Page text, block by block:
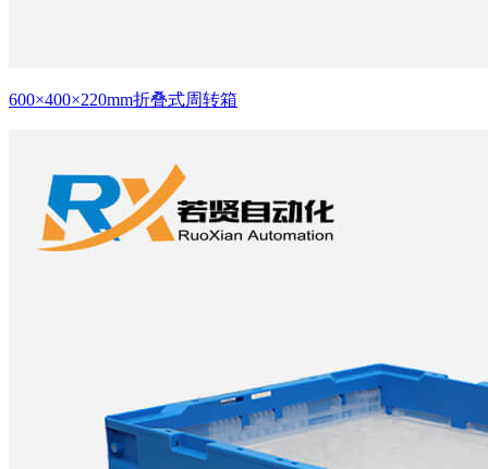
600×400×220mm折叠式周转箱